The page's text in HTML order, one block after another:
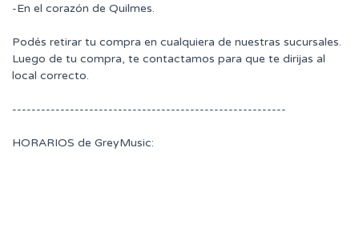
-En el corazón de Quilmes.
Podés retirar tu compra en cualquiera de nuestras sucursales.
Luego de tu compra, te contactamos para que te dirijas al
local correcto.
---------------------------------------------------------
HORARIOS de GreyMusic: